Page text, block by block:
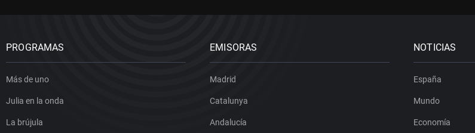
PROGRAMAS
Más de uno
Julia en la onda
La brújula
EMISORAS
Madrid
Catalunya
Andalucía
NOTICIAS
España
Mundo
Economía